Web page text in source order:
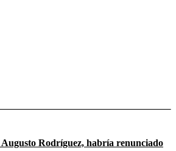
Rodríguez, habría renunciado